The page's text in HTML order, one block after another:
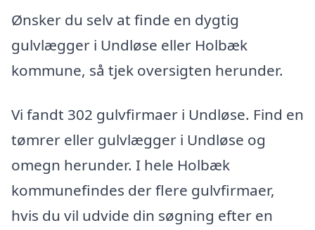
Ønsker du selv at finde en dygtig
gulvlægger i Undløse eller Holbæk
kommune, så tjek oversigten herunder.
Vi fandt 302 gulvfirmaer i Undløse. Find en
tømrer eller gulvlægger i Undløse og
omegn herunder. I hele Holbæk
kommunefindes der flere gulvfirmaer,
hvis du vil udvide din søgning efter en